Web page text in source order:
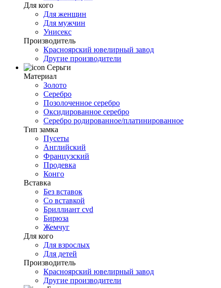
Для кого
Для женщин
Для мужчин
Унисекс
Производитель
Красноярский ювелирный завод
Другие производители
Серьги
Материал
Золото
Серебро
Позолоченное серебро
Оксидированное серебро
Серебро родированное/платинированное
Тип замка
Пусеты
Английский
Французский
Продевка
Конго
Вставка
Без вставок
Со вставкой
Бриллиант cvd
Бирюза
Жемчуг
Для кого
Для взрослых
Для детей
Производитель
Красноярский ювелирный завод
Другие производители